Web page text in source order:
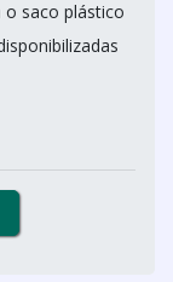
saco plástico